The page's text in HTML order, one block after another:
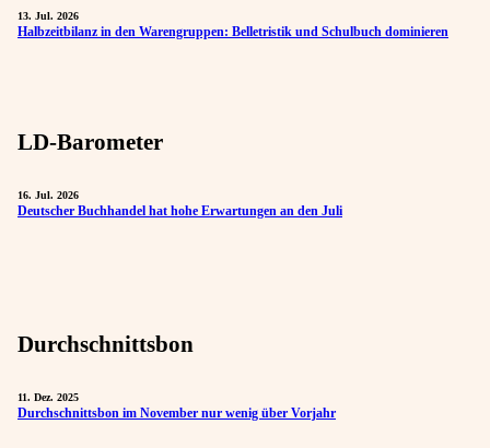
13. Jul. 2026
Halbzeitbilanz in den Warengruppen: Belletristik und Schulbuch dominieren
LD-Barometer
16. Jul. 2026
Deutscher Buchhandel hat hohe Erwartungen an den Juli
Durchschnittsbon
11. Dez. 2025
Durchschnittsbon im November nur wenig über Vorjahr